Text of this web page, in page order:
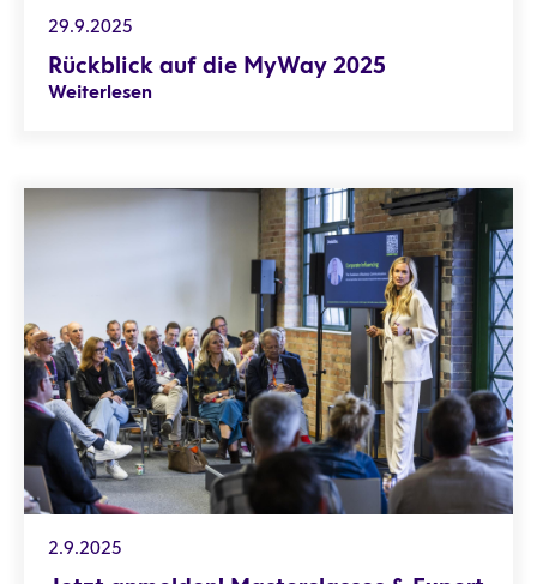
29.9.2025
Rückblick auf die MyWay 2025
Weiterlesen
2.9.2025
Jetzt anmelden! Masterclasses & Expert Talks auf der